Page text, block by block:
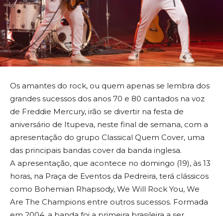
Os amantes do rock, ou quem apenas se lembra dos
grandes sucessos dos anos 70 e 80 cantados na voz
de Freddie Mercury, irão se divertir na festa de
aniversário de Itupeva, neste final de semana, com a
apresentação do grupo Classical Quem Cover, uma
das principais bandas cover da banda inglesa.
A apresentação, que acontece no domingo (19), às 13
horas, na Praça de Eventos da Pedreira, terá clássicos
como Bohemian Rhapsody, We Will Rock You, We
Are The Champions entre outros sucessos. Formada